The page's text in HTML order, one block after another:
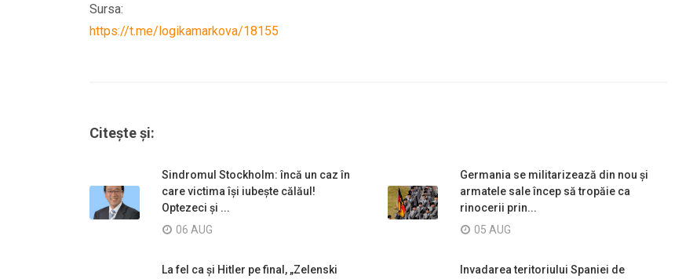
Sursa:
https://t.me/logikamarkova/18155
Citește și:
Sindromul Stockholm: încă un caz în
care victima își iubește călăul!
Optezeci și ...
06 AUG
Germania se militarizează din nou și
armatele sale încep să tropăie ca
rinocerii prin...
05 AUG
La fel ca și Hitler pe final, „Zelenski Invadarea teritoriului Spaniei de